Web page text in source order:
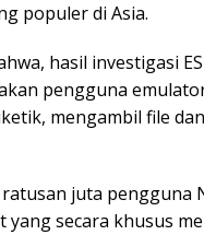
populer di Asia.
hasil investigasi
pengguna
mengambil file
juta pengguna
yang secara khusus